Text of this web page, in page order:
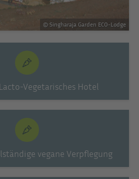
© Singharaja Garden ECO-Lodge
Vegetarisches Hotel
vegane Verpflegung